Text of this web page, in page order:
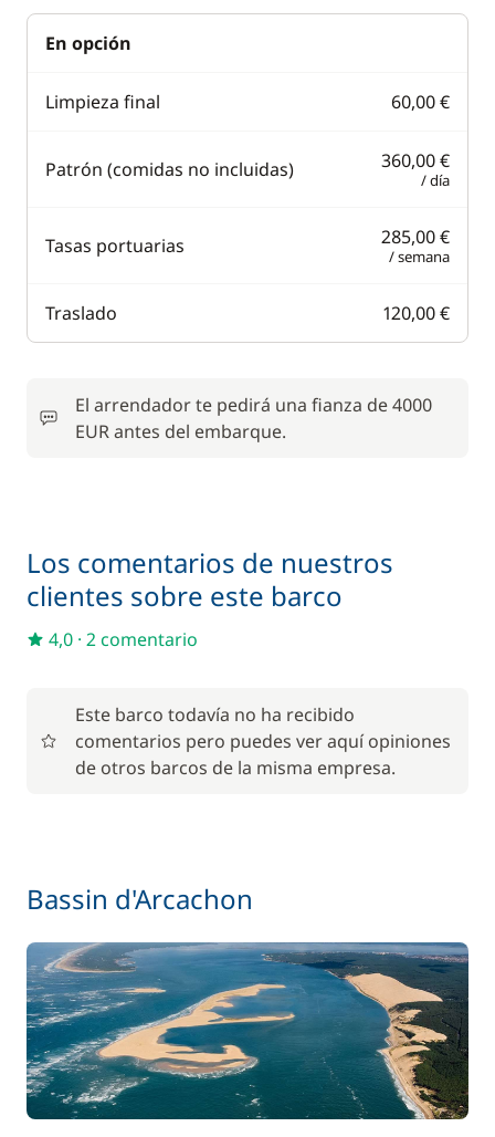
En opción
Limpieza final 60,00 €
Patrón (comidas no incluidas) 360,00 €
/ día
Tasas portuarias 285,00 €
/ semana
Traslado 120,00 €
El arrendador te pedirá una fianza de 4000
EUR antes del embarque.
Los comentarios de nuestros
clientes sobre este barco
4,0 · 2 comentario
Este barco todavía no ha recibido
comentarios pero puedes ver aquí opiniones
de otros barcos de la misma empresa.
Bassin d'Arcachon